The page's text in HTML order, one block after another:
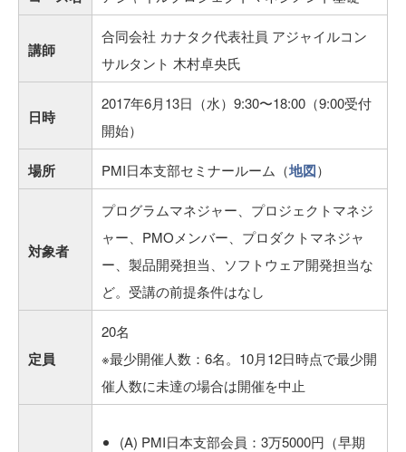
講師
合同会社 カナタク代表社員 アジャイルコン
サルタント 木村卓央氏
日時
2017年6月13日（水）9:30〜18:00（9:00受付
開始）
場所 PMI日本支部セミナールーム（地図）
対象者
プログラムマネジャー、プロジェクトマネジ
ャー、PMOメンバー、プロダクトマネジャ
ー、製品開発担当、ソフトウェア開発担当な
ど。受講の前提条件はなし
定員
20名
※最少開催人数：6名。10月12日時点で最少開
催人数に未達の場合は開催を中止
(A) PMI日本支部会員：3万5000円（早期